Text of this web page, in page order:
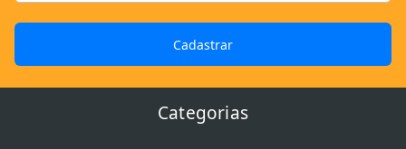
Cadastrar
Categorias